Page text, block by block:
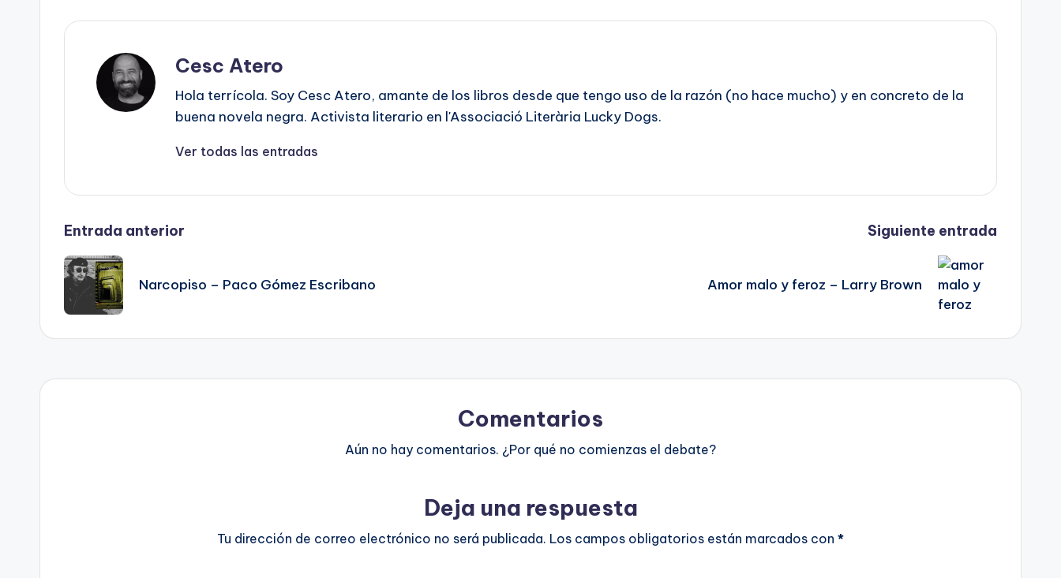
Cesc Atero
Hola terrícola. Soy Cesc Atero, amante de los libros desde que tengo uso de la razón (no hace mucho) y en concreto de la
buena novela negra. Activista literario en l'Associació Literària Lucky Dogs.
Ver todas las entradas
Navegación
de
entradas
Entrada anterior
Narcopiso – Paco Gómez Escribano
Siguiente entrada
Amor malo y feroz – Larry Brown
Comentarios
Aún no hay comentarios. ¿Por qué no comienzas el debate?
Deja una respuesta
Tu dirección de correo electrónico no será publicada. Los campos obligatorios están marcados con *